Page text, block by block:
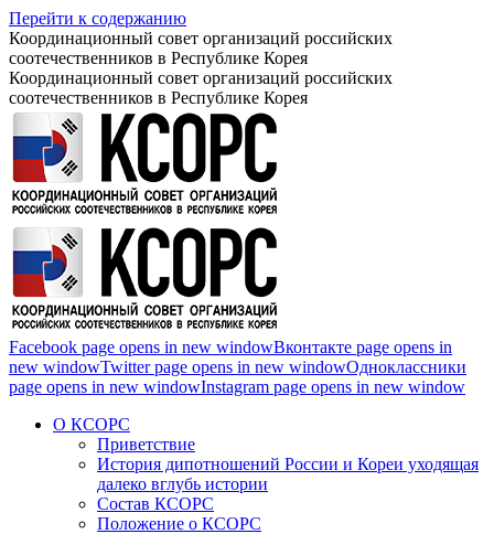
Перейти к содержанию
Координационный совет организаций российских
соотечественников в Республике Корея
Координационный совет организаций российских
соотечественников в Республике Корея
Facebook page opens in new windowВконтакте page opens in
new windowTwitter page opens in new windowОдноклассники
page opens in new windowInstagram page opens in new window
О КСОРС
Приветствие
История дипотношений России и Кореи уходящая
далеко вглубь истории
Состав КСОРС
Положение о КСОРС